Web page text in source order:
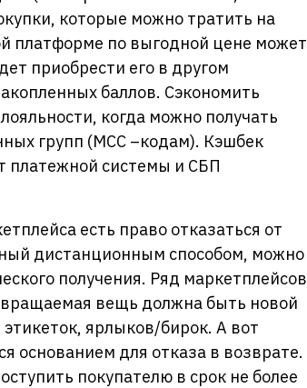
которые можно тратить на
платформе по выгодной цене может
приобрести его в другом
баллов. Сэкономить
когда можно получать
групп (МСС –кодам). Кэшбек
платежной системы и СБП
есть право отказаться от
дистанционным способом, можно
получения. Ряд маркетплейсов
вещь должна быть новой
ярлыков/бирок. А вот
основанием для отказа в возврате.
покупателю в срок не более